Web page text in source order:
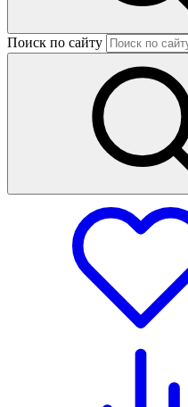
Поиск по сайту